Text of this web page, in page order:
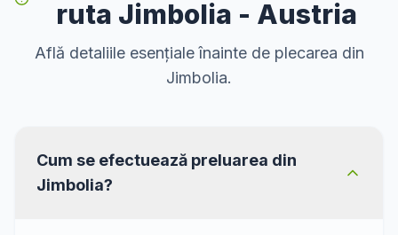
ruta Jimbolia - Austria
Află detaliile esențiale înainte de plecarea din
Jimbolia.
Cum se efectuează preluarea din
Jimbolia?